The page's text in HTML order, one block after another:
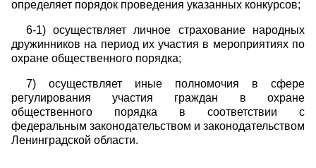
определяет порядок проведения указанных конкурсов;
6-1) осуществляет личное страхование народных
дружинников на период их участия в мероприятиях по
охране общественного порядка;
7) осуществляет иные полномочия в сфере
регулирования участия граждан в охране
общественного порядка в соответствии с
федеральным законодательством и законодательством
Ленинградской области.